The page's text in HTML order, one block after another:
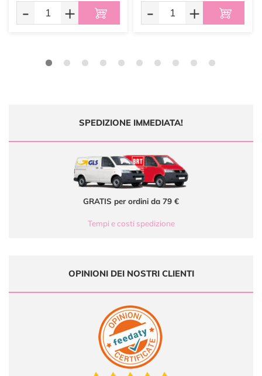
- + - +
SPEDIZIONE IMMEDIATA!
GRATIS per ordini da 79 €
Tempi e costi spedizione
OPINIONI DEI NOSTRI CLIENTI